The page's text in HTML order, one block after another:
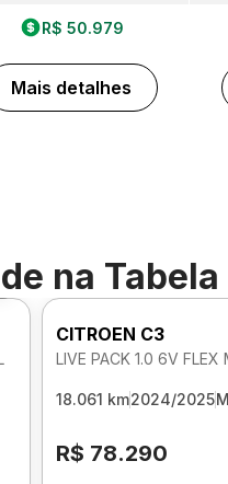
R$ 50.979
Mais detalhes
na
CITROEN C3
LIVE PACK 1.0 6V FLEX
18.061 km2024/2025
R$ 78.290